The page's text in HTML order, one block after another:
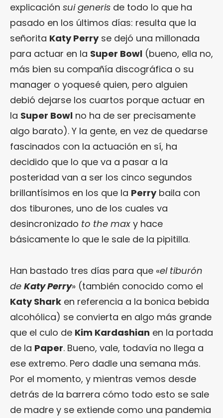
explicación sui generis de todo lo que ha
pasado en los últimos días: resulta que la
señorita Katy Perryse dejó una millonada
para actuar en la Super Bowl (bueno, ella no,
más bien su compañía discográfica o su
manager o yoquesé quien, pero alguien
debió dejarse los cuartos porque actuar en
la Super Bowl no ha de ser precisamente
algo barato). Y la gente, en vez de quedarse
fascinados con la actuación en sí, ha
decidido que lo que va a pasar a la
posteridad van a ser los cinco segundos
brillantísimos en los que la Perrybaila con
dos tiburones, uno de los cuales va
desincronizado to the max y hace
básicamente lo que le sale de la pipitilla.
Han bastado tres días para que «el tiburón
de Katy Perry» (también conocido como el
Katy Shark en referencia a la bonica bebida
alcohólica) se convierta en algo más grande
que el culo de Kim Kardashian en la portada
de la Paper. Bueno, vale, todavía no llega a
ese extremo. Pero dadle una semana más.
Por el momento, y mientras vemos desde
detrás de la barrera cómo todo esto se sale
de madre y se extiende como una pandemia